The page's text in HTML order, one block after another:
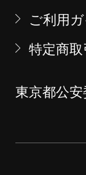
ご利用
特定商
東京都公